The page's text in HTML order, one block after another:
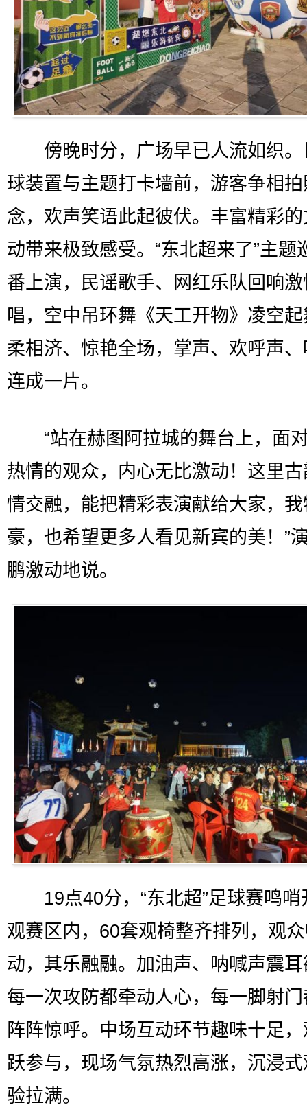
傍晚时分，广场早已人流如织。
球装置与主题打卡墙前，游客争相
念，欢声笑语此起彼伏。丰富精彩
动带来极致感受。“东北超来了”主题
番上演，民谣歌手、网红乐队回响
唱，空中吊环舞《天工开物》凌空
柔相济、惊艳全场，掌声、欢呼声
连成一片。
“站在赫图阿拉城的舞台上，面
热情的观众，内心无比激动！这里
情交融，能把精彩表演献给大家，
豪，也希望更多人看见新宾的美！”
鹏激动地说。
19点40分，“东北超”足球赛鸣哨
观赛区内，60套观椅整齐排列，观
动，其乐融融。加油声、呐喊声震
每一次攻防都牵动人心，每一脚射
阵阵惊呼。中场互动环节趣味十足
跃参与，现场气氛热烈高涨，沉浸
验拉满。